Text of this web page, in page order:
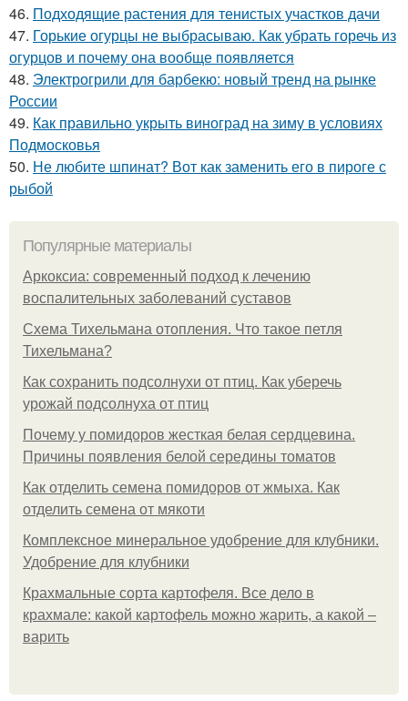
46. Подходящие растения для тенистых участков дачи
47. Горькие огурцы не выбрасываю. Как убрать горечь из
огурцов и почему она вообще появляется
48. Электрогрили для барбекю: новый тренд на рынке
России
49. Как правильно укрыть виноград на зиму в условиях
Подмосковья
50. Не любите шпинат? Вот как заменить его в пироге с
рыбой
Популярные материалы
Аркоксиа: современный подход к лечению
воспалительных заболеваний суставов
Схема Тихельмана отопления. Что такое петля
Тихельмана?
Как сохранить подсолнухи от птиц. Как уберечь
урожай подсолнуха от птиц
Почему у помидоров жесткая белая сердцевина.
Причины появления белой середины томатов
Как отделить семена помидоров от жмыха. Как
отделить семена от мякоти
Комплексное минеральное удобрение для клубники.
Удобрение для клубники
Крахмальные сорта картофеля. Все дело в
крахмале: какой картофель можно жарить, а какой –
варить